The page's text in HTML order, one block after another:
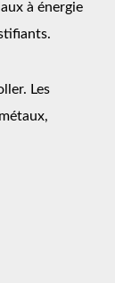
à énergie
Les